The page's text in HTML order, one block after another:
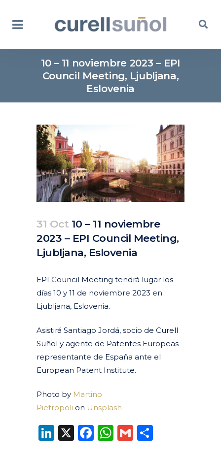
10 – 11 noviembre 2023 – EPI
Council Meeting, Ljubljana,
Eslovenia
31 Oct 10 – 11 noviembre
2023 – EPI Council Meeting,
Ljubljana, Eslovenia
EPI Council Meeting tendrá lugar los
días 10 y 11 de noviembre 2023 en
Ljubljana, Eslovenia.
Asistirá Santiago Jordá, socio de Curell
Suñol y agente de Patentes Europeas
representante de España ante el
European Patent Institute.
Photo by Martino
Pietropoli on Unsplash
LinkedIn
X Facebook
WhatsApp
Gmail